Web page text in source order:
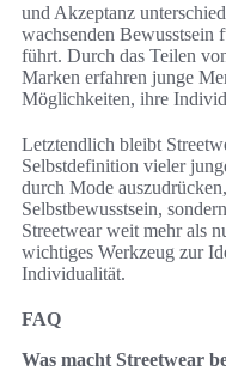
und Akzeptanz
wachsenden Bewusstsein
führt. Durch das Teilen
Marken erfahren junge
Möglichkeiten, ihre
Letztendlich bleibt
Selbstdefinition vieler
durch Mode
Selbstbewusstsein,
Streetwear weit mehr als
wichtiges Werkzeug zur
Individualität.
FAQ
Was macht Streetwear